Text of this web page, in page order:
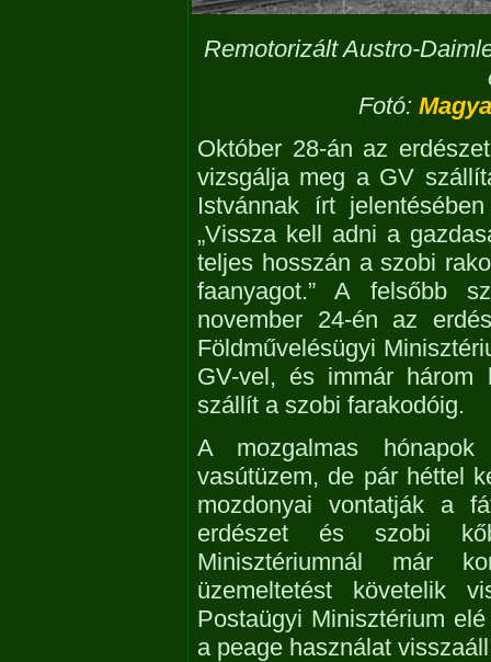
Remotorizált Austro-
Fotó:
Október 28-án az
vizsgálja meg a GV
Istvánnak írt
„Vissza kell adni a
teljes hosszán a szobi
faanyagot.” A felsőbb
november 24-én az
Földművelésügyi
GV-vel, és immár három
szállít a szobi farakodóig.
A mozgalmas
vasútüzem, de pár héttel
mozdonyai vontatják a
erdészet és szobi
Minisztériumnál már
üzemeltetést követelik
Postaügyi Minisztérium
a peage használat